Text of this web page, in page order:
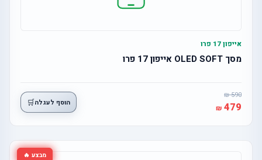
אייפון 17 פרו
מסך OLED SOFT אייפון 17 פרו
590
479 הוסף לעגלה🛒
מבצע 🔥